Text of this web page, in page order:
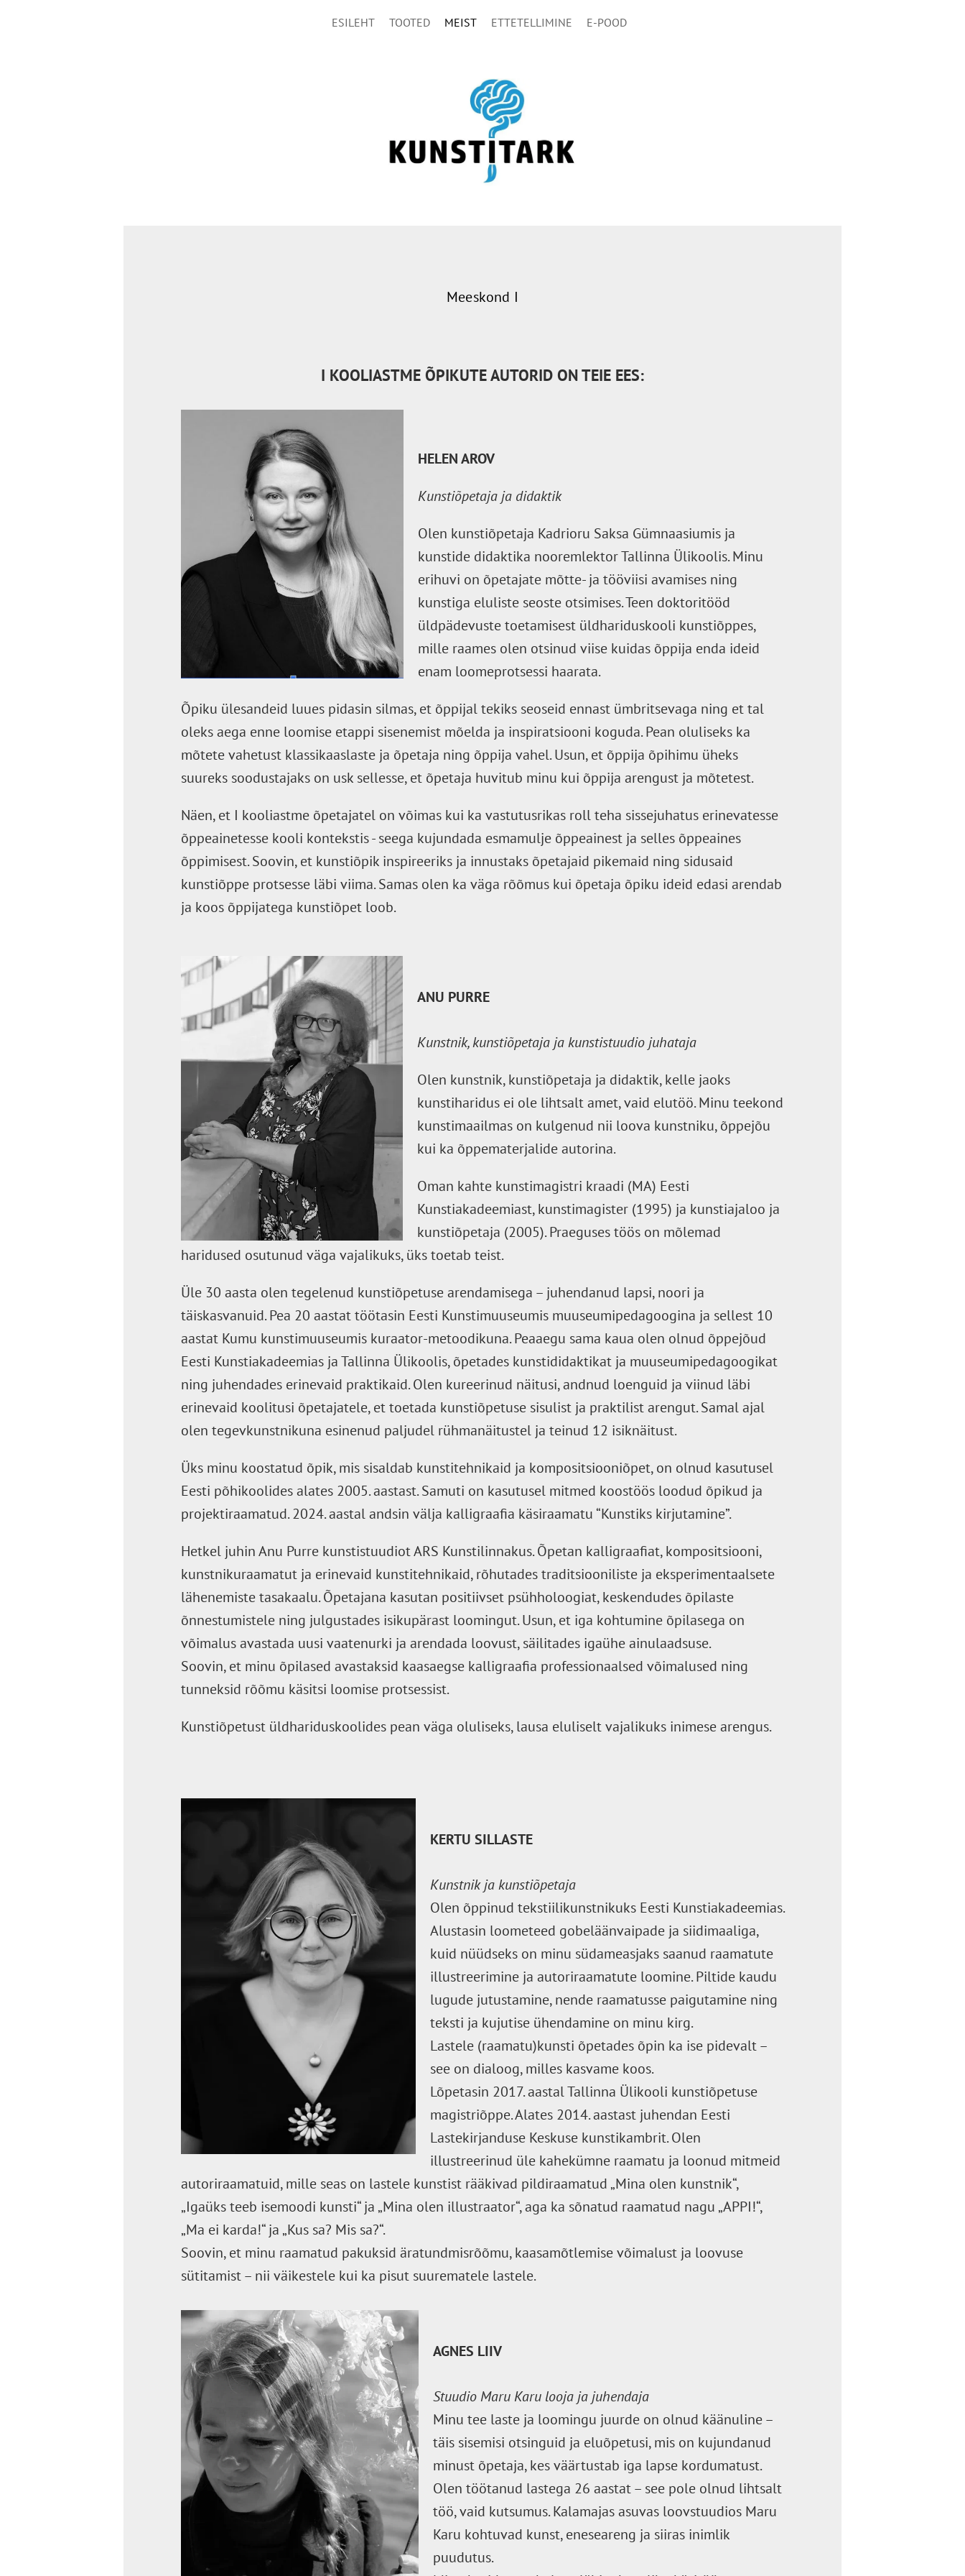
ESILEHT TOOTED MEIST ETTETELLIMINE E-POOD
Meeskond I
I KOOLIASTME ÕPIKUTE AUTORID ON TEIE EES:
HELEN AROV
Kunstiõpetaja ja didaktik
Olen kunstiõpetaja Kadrioru Saksa Gümnaasiumis ja
kunstide didaktika nooremlektor Tallinna Ülikoolis. Minu
erihuvi on õpetajate mõtte- ja tööviisi avamises ning
kunstiga eluliste seoste otsimises. Teen doktoritööd
üldpädevuste toetamisest üldhariduskooli kunstiõppes,
mille raames olen otsinud viise kuidas õppija enda ideid
enam loomeprotsessi haarata.
Õpiku ülesandeid luues pidasin silmas, et õppijal tekiks seoseid ennast ümbritsevaga ning et tal
oleks aega enne loomise etappi sisenemist mõelda ja inspiratsiooni koguda. Pean oluliseks ka
mõtete vahetust klassikaaslaste ja õpetaja ning õppija vahel. Usun, et õppija õpihimu üheks
suureks soodustajaks on usk sellesse, et õpetaja huvitub minu kui õppija arengust ja mõtetest.
Näen, et I kooliastme õpetajatel on võimas kui ka vastutusrikas roll teha sissejuhatus erinevatesse
õppeainetesse kooli kontekstis - seega kujundada esmamulje õppeainest ja selles õppeaines
õppimisest. Soovin, et kunstiõpik inspireeriks ja innustaks õpetajaid pikemaid ning sidusaid
kunstiõppe protsesse läbi viima. Samas olen ka väga rõõmus kui õpetaja õpiku ideid edasi arendab
ja koos õppijatega kunstiõpet loob.
ANU PURRE
Kunstnik, kunstiõpetaja ja kunstistuudio juhataja
Olen kunstnik, kunstiõpetaja ja didaktik, kelle jaoks
kunstiharidus ei ole lihtsalt amet, vaid elutöö. Minu teekond
kunstimaailmas on kulgenud nii loova kunstniku, õppejõu
kui ka õppematerjalide autorina.
Oman kahte kunstimagistri kraadi (MA) Eesti
Kunstiakadeemiast, kunstimagister (1995) ja kunstiajaloo ja
kunstiõpetaja (2005). Praeguses töös on mõlemad
haridused osutunud väga vajalikuks, üks toetab teist.
Üle 30 aasta olen tegelenud kunstiõpetuse arendamisega – juhendanud lapsi, noori ja
täiskasvanuid. Pea 20 aastat töötasin Eesti Kunstimuuseumis muuseumipedagoogina ja sellest 10
aastat Kumu kunstimuuseumis kuraator-metoodikuna. Peaaegu sama kaua olen olnud õppejõud
Eesti Kunstiakadeemias ja Tallinna Ülikoolis, õpetades kunstididaktikat ja muuseumipedagoogikat
ning juhendades erinevaid praktikaid. Olen kureerinud näitusi, andnud loenguid ja viinud läbi
erinevaid koolitusi õpetajatele, et toetada kunstiõpetuse sisulist ja praktilist arengut. Samal ajal
olen tegevkunstnikuna esinenud paljudel rühmanäitustel ja teinud 12 isiknäitust.
Üks minu koostatud õpik, mis sisaldab kunstitehnikaid ja kompositsiooniõpet, on olnud kasutusel
Eesti põhikoolides alates 2005. aastast. Samuti on kasutusel mitmed koostöös loodud õpikud ja
projektiraamatud. 2024. aastal andsin välja kalligraafia käsiraamatu “Kunstiks kirjutamine”.
Hetkel juhin Anu Purre kunstistuudiot ARS Kunstilinnakus. Õpetan kalligraafiat, kompositsiooni,
kunstnikuraamatut ja erinevaid kunstitehnikaid, rõhutades traditsiooniliste ja eksperimentaalsete
lähenemiste tasakaalu. Õpetajana kasutan positiivset psühholoogiat, keskendudes õpilaste
õnnestumistele ning julgustades isikupärast loomingut. Usun, et iga kohtumine õpilasega on
võimalus avastada uusi vaatenurki ja arendada loovust, säilitades igaühe ainulaadsuse.
Soovin, et minu õpilased avastaksid kaasaegse kalligraafia professionaalsed võimalused ning
tunneksid rõõmu käsitsi loomise protsessist.
Kunstiõpetust üldhariduskoolides pean väga oluliseks, lausa eluliselt vajalikuks inimese arengus.
KERTU SILLASTE
Kunstnik ja kunstiõpetaja
Olen õppinud tekstiilikunstnikuks Eesti Kunstiakadeemias.
Alustasin loometeed gobeläänvaipade ja siidimaaliga,
kuid nüüdseks on minu südameasjaks saanud raamatute
illustreerimine ja autoriraamatute loomine. Piltide kaudu
lugude jutustamine, nende raamatusse paigutamine ning
teksti ja kujutise ühendamine on minu kirg.
Lastele (raamatu)kunsti õpetades õpin ka ise pidevalt –
see on dialoog, milles kasvame koos.
Lõpetasin 2017. aastal Tallinna Ülikooli kunstiõpetuse
magistriõppe. Alates 2014. aastast juhendan Eesti
Lastekirjanduse Keskuse kunstikambrit. Olen
illustreerinud üle kahekümne raamatu ja loonud mitmeid
autoriraamatuid, mille seas on lastele kunstist rääkivad pildiraamatud „Mina olen kunstnik“,
„Igaüks teeb isemoodi kunsti“ ja „Mina olen illustraator“, aga ka sõnatud raamatud nagu „APPI!“,
„Ma ei karda!“ ja „Kus sa? Mis sa?“.
Soovin, et minu raamatud pakuksid äratundmisrõõmu, kaasamõtlemise võimalust ja loovuse
sütitamist – nii väikestele kui ka pisut suurematele lastele.
AGNES LIIV
Stuudio Maru Karu looja ja juhendaja
Minu tee laste ja loomingu juurde on olnud käänuline –
täis sisemisi otsinguid ja eluõpetusi, mis on kujundanud
minust õpetaja, kes väärtustab iga lapse kordumatust.
Olen töötanud lastega 26 aastat – see pole olnud lihtsalt
töö, vaid kutsumus. Kalamajas asuvas loovstuudios Maru
Karu kohtuvad kunst, eneseareng ja siiras inimlik
puudutus.